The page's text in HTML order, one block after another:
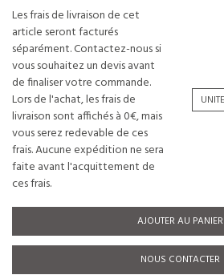
Les frais de livraison de cet
article seront facturés
séparément. Contactez-nous si
vous souhaitez un devis avant
de finaliser votre commande.
Lors de l'achat, les frais de
livraison sont affichés à 0€, mais
vous serez redevable de ces
frais. Aucune expédition ne sera
faite avant l'acquittement de
ces frais.
AJOUTER AU PANIER
NOUS CONTACTER